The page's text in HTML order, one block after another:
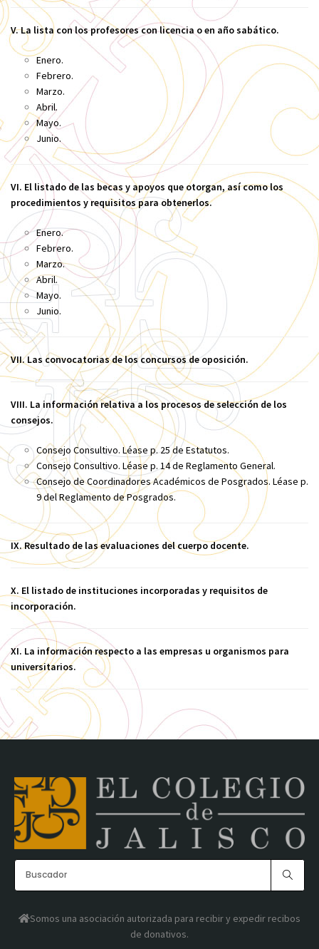
V. La lista con los profesores con licencia o en año sabático.
Enero.
Febrero.
Marzo.
Abril.
Mayo.
Junio.
VI. El listado de las becas y apoyos que otorgan, así como los
procedimientos y requisitos para obtenerlos.
Enero.
Febrero.
Marzo.
Abril.
Mayo.
Junio.
VII. Las convocatorias de los concursos de oposición.
VIII. La información relativa a los procesos de selección de los
consejos.
Consejo Consultivo. Léase p. 25 de Estatutos.
Consejo Consultivo. Léase p. 14 de Reglamento General.
Consejo de Coordinadores Académicos de Posgrados. Léase p.
9 del Reglamento de Posgrados.
IX. Resultado de las evaluaciones del cuerpo docente.
X. El listado de instituciones incorporadas y requisitos de
incorporación.
XI. La información respecto a las empresas u organismos para
universitarios.
Somos una asociación autorizada para recibir y expedir recibos
de donativos.